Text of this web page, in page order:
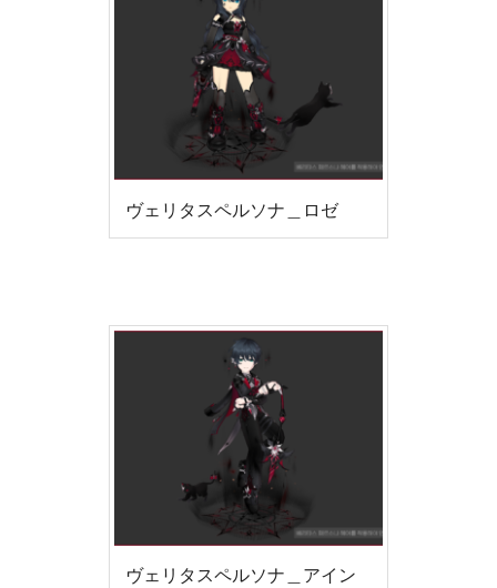
ヴェリタスペルソナ＿ロゼ
ヴェリタスペルソナ＿アイン